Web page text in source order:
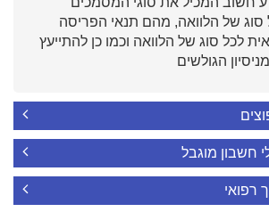
סוג של הלוואה, מהם תנאי הפריסה
לכל סוג של הלוואה וכמו כן להתייעץ
הגולשים
חשבון מוגבל
רפואי